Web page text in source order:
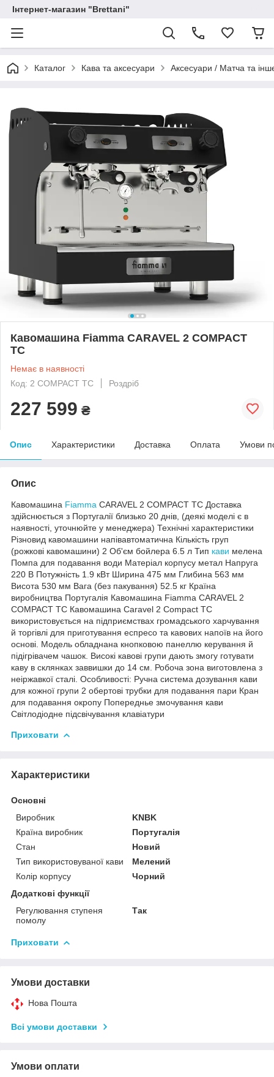
Інтернет-магазин "Brettani"
Каталог Кава та аксесуари Аксесуари / Матча та
Кавомашина Fiamma CARAVEL 2 COMPACT
TC
Немає в наявності
Код: 2 COMPACT TC
Роздріб
227 599 ₴
Опис Характеристики Доставка Оплата Умови
Опис
Кавомашина Fiamma CARAVEL 2 COMPACT TC Доставка
здійснюється з Португалії близько 20 днів, (деякі моделі є в
наявності, уточнюйте у менеджера) Технічні характеристики
Різновид кавомашини напівавтоматична Кількість груп
(рожкові кавомашини) 2 Об'єм бойлера 6.5 л Тип кави мелена
Помпа для подавання води Матеріал корпусу метал Напруга
220 В Потужність 1.9 кВт Ширина 475 мм Глибина 563 мм
Висота 530 мм Вага (без пакування) 52.5 кг Країна
виробництва Португалія Кавомашина Fiamma CARAVEL 2
COMPACT TC Кавомашина Caravel 2 Compact TC
використовується на підприємствах громадського харчування
й торгівлі для приготування еспресо та кавових напоїв на його
основі. Модель обладнана кнопковою панеллю керування й
підігрівачем чашок. Високі кавові групи дають змогу готувати
каву в склянках заввишки до 14 см. Робоча зона виготовлена з
неіржавкої сталі. Особливості: Ручна система дозування кави
для кожної групи 2 обертові трубки для подавання пари Кран
для подавання окропу Попереднье змочування кави
Світлодіодне підсвічування клавіатури
Приховати
Характеристики
Основні
Виробник
KNBK
Країна виробник
Португалія
Стан
Новий
Тип використовуваної кави
Мелений
Колір корпусу
Чорний
Додаткові функції
Регулювання ступеня
помолу
Так
Приховати
Умови доставки
Нова Пошта
Всі умови доставки
Умови оплати